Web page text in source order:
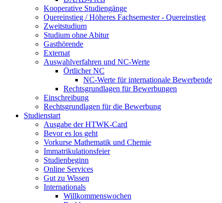
Kooperative Studiengänge
Quereinstieg / Höheres Fachsemester - Quereinstieg
Zweitstudium
Studium ohne Abitur
Gasthörende
Externat
Auswahlverfahren und NC-Werte
Örtlicher NC
NC-Werte für internationale Bewerbende
Rechtsgrundlagen für Bewerbungen
Einschreibung
Rechtsgrundlagen für die Bewerbung
Studienstart
Ausgabe der HTWK-Card
Bevor es los geht
Vorkurse Mathematik und Chemie
Immatrikulationsfeier
Studienbeginn
Online Services
Gut zu Wissen
Internationals
Willkommenswochen